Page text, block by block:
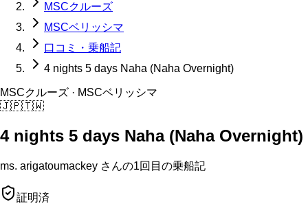
MSCクルーズ
MSCベリッシマ
口コミ・乗船記
4 nights 5 days Naha (Naha Overnight)
MSCクルーズ · MSCベリッシマ
🇯🇵🇹🇼
4 nights 5 days Naha (Naha Overnight)
ms. arigatoumackey さんの1回目の乗船記
証明済